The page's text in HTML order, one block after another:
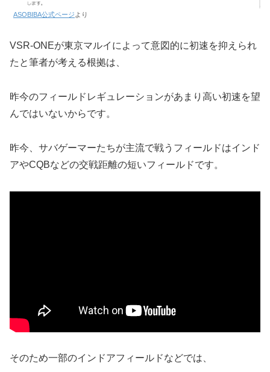
ASOBIBA公式ページ より
VSR-ONEが東京マルイによって意図的に初速を抑えられ
たと筆者が考える根拠は、
昨今のフィールドレギュレーションがあまり高い初速を望
んではいないからです。
昨今、サバゲーマーたちが主流で戦うフィールドはインド
アやCQBなどの交戦距離の短いフィールドです。
そのため一部のインドアフィールドなどでは、